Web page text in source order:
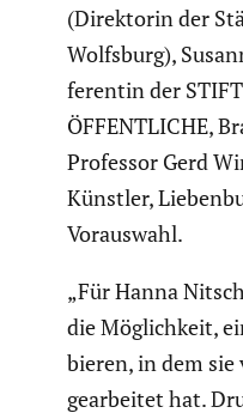
(Direk­torin der
Wolfsburg),
fe­rentin der
ÖFFENTLICHE,
Professor Gerd
Künstler,
Vorauswahl.
„Für Hanna
die Möglich­keit,
bieren, in dem
gearbeitet hat.